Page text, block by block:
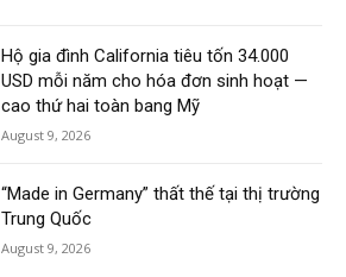
Hộ gia đình California tiêu tốn 34.000
USD mỗi năm cho hóa đơn sinh hoạt —
cao thứ hai toàn bang Mỹ
August 9, 2026
“Made in Germany” thất thế tại thị trường
Trung Quốc
August 9, 2026